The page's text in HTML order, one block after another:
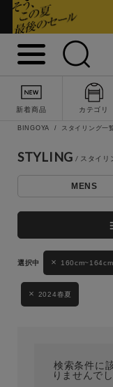
新着商品 カテゴリ
キーワード
性別
MENS
BINGOYA スタイリング一
STYLING
MENS
160cm~164cm
2024春夏
検索条件に
りませんで